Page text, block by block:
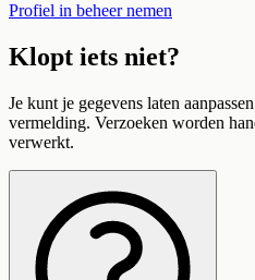
Profiel in beheer nemen
Klopt iets niet?
Je kunt je gegevens laten
vermelding. Verzoeken worden
verwerkt.